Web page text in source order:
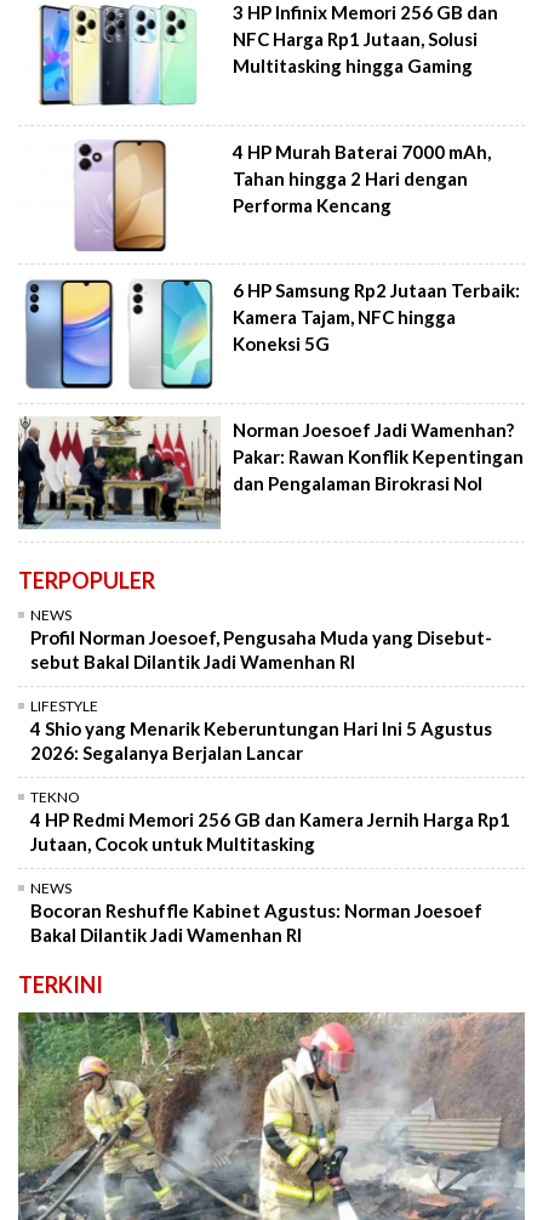
3 HP Infinix Memori 256 GB dan
NFC Harga Rp1 Jutaan, Solusi
Multitasking hingga Gaming
4 HP Murah Baterai 7000 mAh,
Tahan hingga 2 Hari dengan
Performa Kencang
6 HP Samsung Rp2 Jutaan Terbaik:
Kamera Tajam, NFC hingga
Koneksi 5G
Norman Joesoef Jadi Wamenhan?
Pakar: Rawan Konflik Kepentingan
dan Pengalaman Birokrasi Nol
TERPOPULER
NEWS
Profil Norman Joesoef, Pengusaha Muda yang Disebut-
sebut Bakal Dilantik Jadi Wamenhan RI
LIFESTYLE
4 Shio yang Menarik Keberuntungan Hari Ini 5 Agustus
2026: Segalanya Berjalan Lancar
TEKNO
4 HP Redmi Memori 256 GB dan Kamera Jernih Harga Rp1
Jutaan, Cocok untuk Multitasking
NEWS
Bocoran Reshuffle Kabinet Agustus: Norman Joesoef
Bakal Dilantik Jadi Wamenhan RI
TERKINI